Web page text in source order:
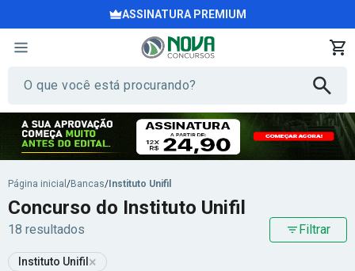
ASSINATURA PREMIUM
Página inicial /Bancas/ Instituto Unifil
Concurso do Instituto Unifil
18 resultados Filtrar
Instituto Unifil ×